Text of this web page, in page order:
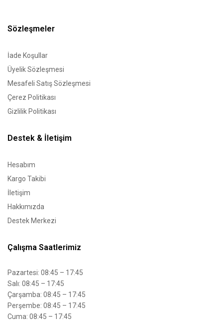
Sözleşmeler
İade Koşullar
Üyelik Sözleşmesi
Mesafeli Satış Sözleşmesi
Çerez Politikası
Gizlilik Politikası
Destek & İletişim
Hesabım
Kargo Takibi
İletişim
Hakkımızda
Destek Merkezi
Çalışma Saatlerimiz
Pazartesi: 08:45 – 17:45
Salı: 08:45 – 17:45
Çarşamba: 08:45 – 17:45
Perşembe: 08:45 – 17:45
Cuma: 08:45 – 17:45